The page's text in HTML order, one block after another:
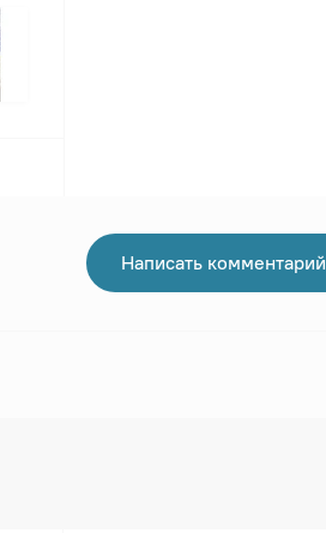
Написать комментарий